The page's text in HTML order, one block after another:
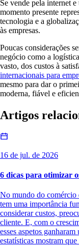
Se vende pela internet
momento presente
tecnologia e a
às empresas.
Poucas considerações
negócio como a
vasto, dos custos à
internacionais para
mesmo para dar o
moderna, fiável e
Artigos
16 de jul. de 2026
6 dicas para otimizar
No mundo do comércio
tem uma importância
considerar custos,
cliente. E, com o
esses aspetos
estatísticas mostram